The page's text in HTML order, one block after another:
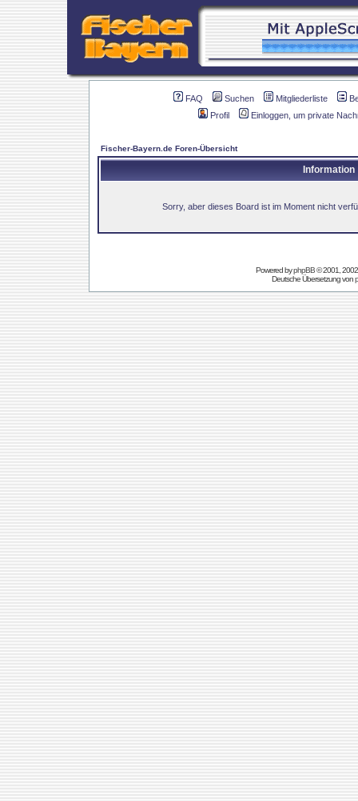
FAQ Suchen Mitgliederliste
Profil
Einloggen, um private
Fischer-Bayern.de Foren-Übersicht
Information
Sorry, aber dieses Board ist im Moment nicht
Powered byphpBB© 2001,
Deutsche Übersetzung von